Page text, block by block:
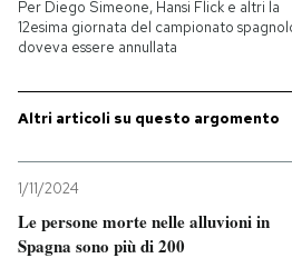
Per Diego Simeone, Hansi Flick e altri la
12esima giornata del campionato
doveva essere annullata
Altri articoli su questo argomento
1/11/2024
Le persone morte nelle alluvioni in
Spagna sono più di 200